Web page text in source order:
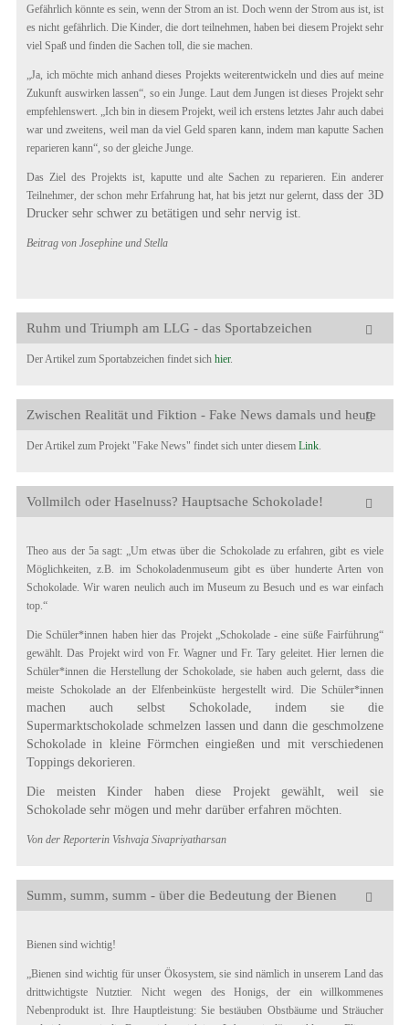
Gefährlich könnte es sein, wenn der Strom an ist. Doch wenn der Strom aus ist, ist
es nicht gefährlich. Die Kinder, die dort teilnehmen, haben bei diesem Projekt sehr
viel Spaß und finden die Sachen toll, die sie machen.
„Ja, ich möchte mich anhand dieses Projekts weiterentwickeln und dies auf meine
Zukunft auswirken lassen“, so ein Junge. Laut dem Jungen ist dieses Projekt sehr
empfehlenswert. „Ich bin in diesem Projekt, weil ich erstens letztes Jahr auch dabei
war und zweitens, weil man da viel Geld sparen kann, indem man kaputte Sachen
reparieren kann“, so der gleiche Junge.
Das Ziel des Projekts ist, kaputte und alte Sachen zu reparieren. Ein anderer
Teilnehmer, der schon mehr Erfahrung hat, hat bis jetzt nur gelernt, dass der 3D
Drucker sehr schwer zu betätigen und sehr nervig ist.
Beitrag von Josephine und Stella
Ruhm und Triumph am LLG - das Sportabzeichen
Der Artikel zum Sportabzeichen findet sich hier.
Zwischen Realität und Fiktion - Fake News damals und heute
Der Artikel zum Projekt "Fake News" findet sich unter diesem Link.
Vollmilch oder Haselnuss? Hauptsache Schokolade!
Theo aus der 5a sagt: „Um etwas über die Schokolade zu erfahren, gibt es viele
Möglichkeiten, z.B. im Schokoladenmuseum gibt es über hunderte Arten von
Schokolade. Wir waren neulich auch im Museum zu Besuch und es war einfach
top.“
Die Schüler*innen haben hier das Projekt „Schokolade - eine süße Fairführung“
gewählt. Das Projekt wird von Fr. Wagner und Fr. Tary geleitet. Hier lernen die
Schüler*innen die Herstellung der Schokolade, sie haben auch gelernt, dass die
meiste Schokolade an der Elfenbeinküste hergestellt wird. Die Schüler*innen
machen auch selbst Schokolade, indem sie die
Supermarktschokolade schmelzen lassen und dann die geschmolzene
Schokolade in kleine Förmchen eingießen und mit verschiedenen
Toppings dekorieren.
Die meisten Kinder haben diese Projekt gewählt, weil sie
Schokolade sehr mögen und mehr darüber erfahren möchten.
Von der Reporterin Vishvaja Sivapriyatharsan
Summ, summ, summ - über die Bedeutung der Bienen
Bienen sind wichtig!
„Bienen sind wichtig für unser Ökosystem, sie sind nämlich in unserem Land das
drittwichtigste Nutztier. Nicht wegen des Honigs, der ein willkommenes
Nebenprodukt ist. Ihre Hauptleistung: Sie bestäuben Obstbäume und Sträucher